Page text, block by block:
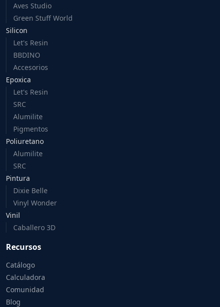
Aves Studio
Green Stuff World
Silicon
Let's Resin
BBDINO
Accesorios
Epoxica
Let's Resin
SRC
Alumilite
Pigmentos
Poliuretano
Alumilite
SRC
Pintura
Dixie Belle
Vinyl Wonder
Vinil
Caballero 3D
Recursos
Catálogo
Calculadora
Comunidad
Blog